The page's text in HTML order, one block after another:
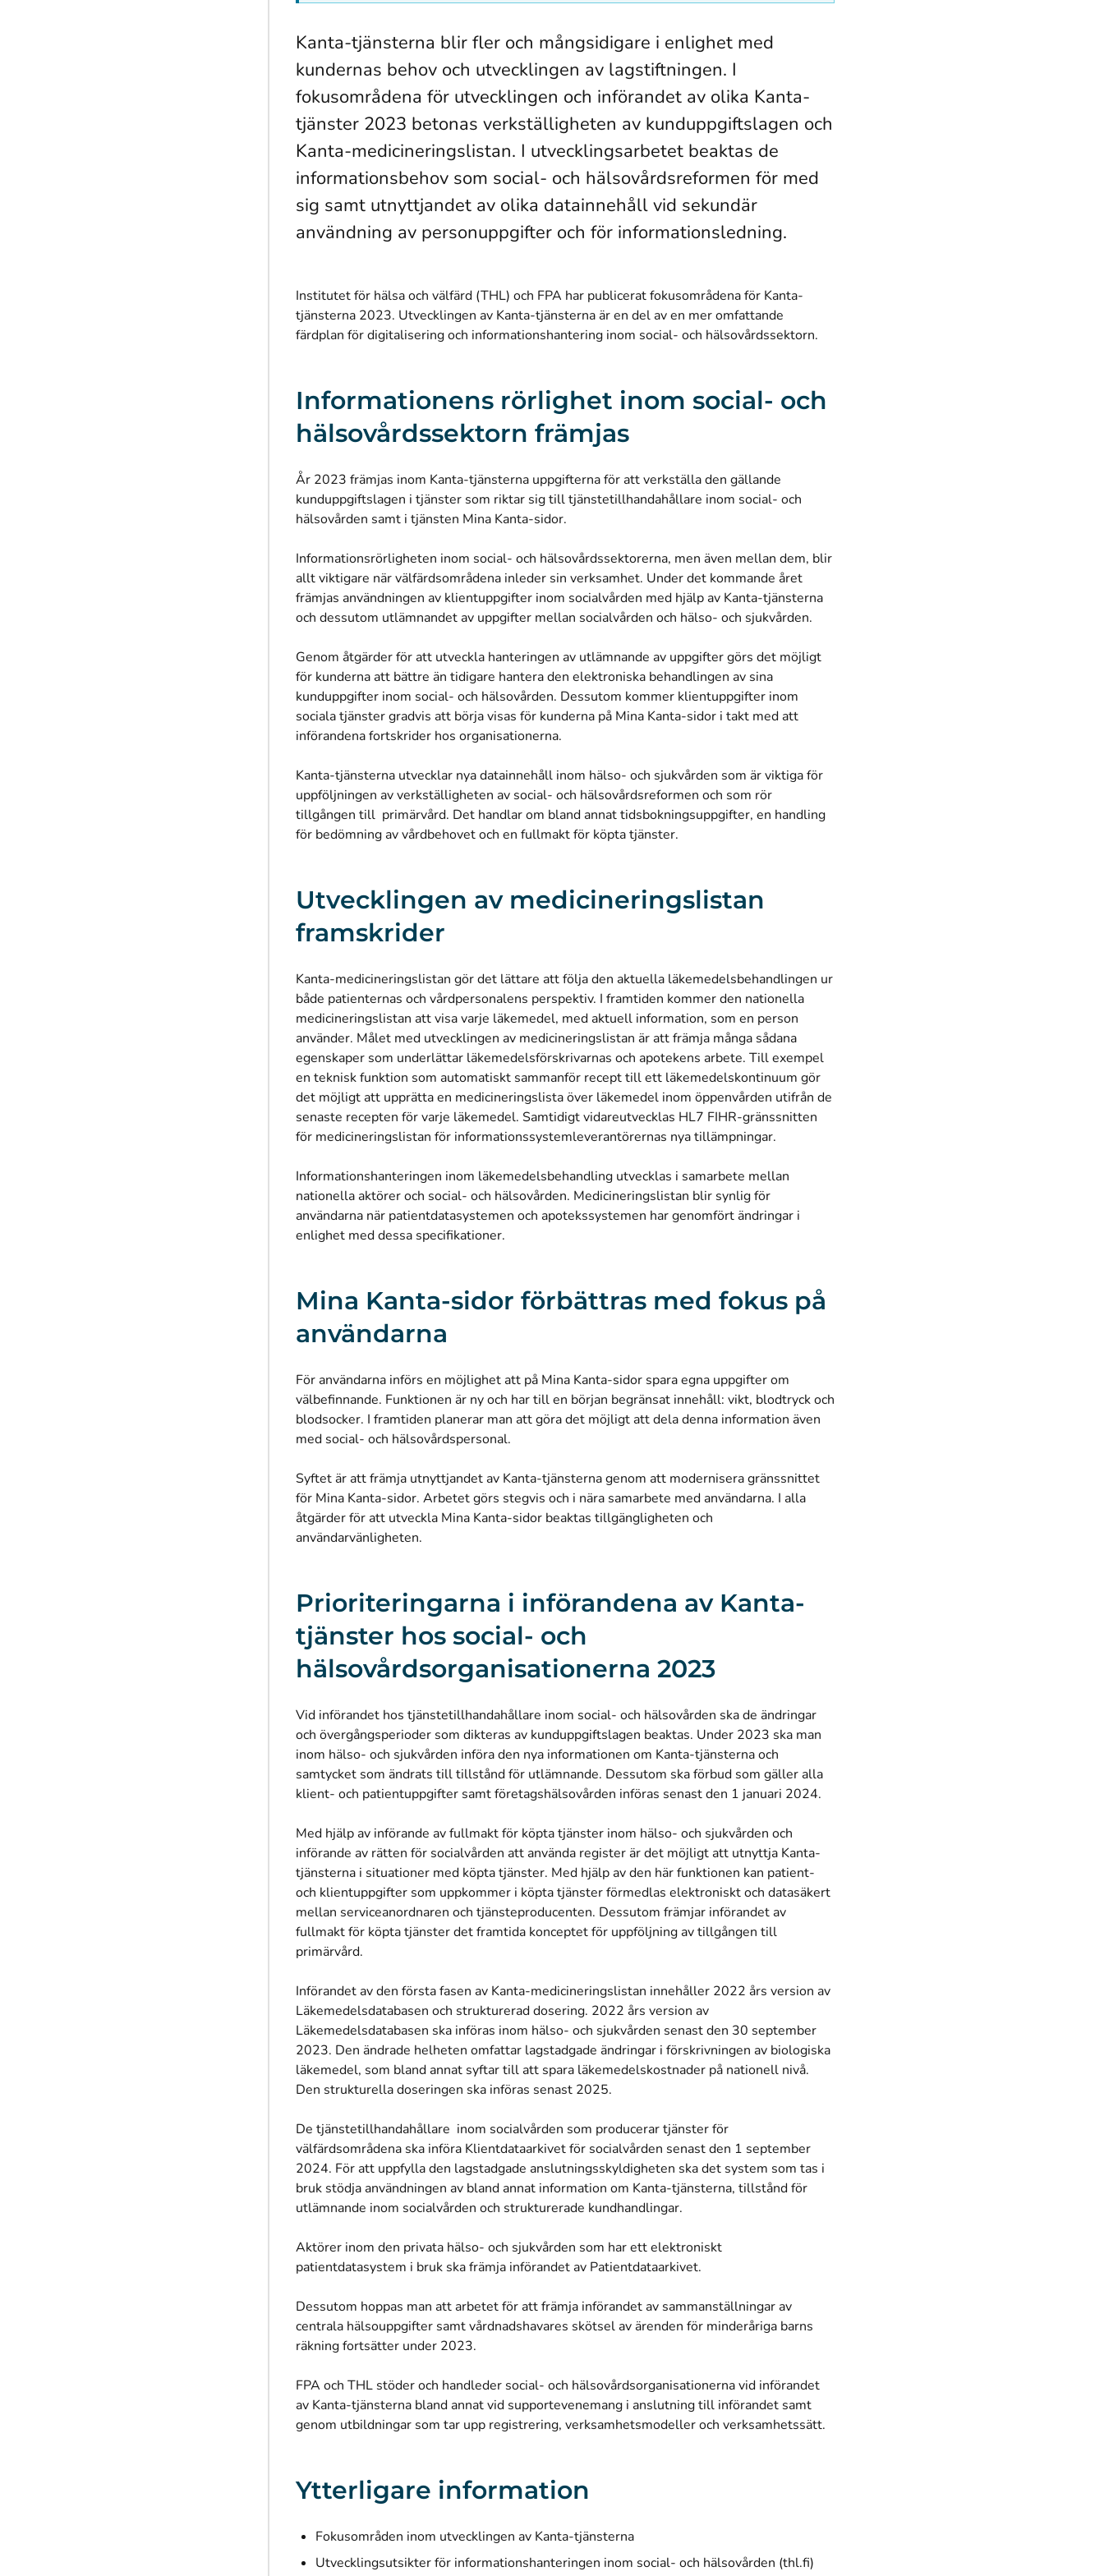
Kanta-tjänsterna blir fler och mångsidigare i enlighet med
kundernas behov och utvecklingen av lagstiftningen. I
fokusområdena för utvecklingen och införandet av olika Kanta-
tjänster 2023 betonas verkställigheten av kunduppgiftslagen och
Kanta-medicineringslistan. I utvecklingsarbetet beaktas de
informationsbehov som social- och hälsovårdsreformen för med
sig samt utnyttjandet av olika datainnehåll vid sekundär
användning av personuppgifter och för informationsledning.
Institutet för hälsa och välfärd (THL) och FPA har publicerat fokusområdena för Kanta-
tjänsterna 2023. Utvecklingen av Kanta-tjänsterna är en del av en mer omfattande
färdplan för digitalisering och informationshantering inom social- och hälsovårdssektorn.
Informationens rörlighet inom social- och
hälsovårdssektorn främjas
År 2023 främjas inom Kanta-tjänsterna uppgifterna för att verkställa den gällande
kunduppgiftslagen i tjänster som riktar sig till tjänstetillhandahållare inom social- och
hälsovården samt i tjänsten Mina Kanta-sidor.
Informationsrörligheten inom social- och hälsovårdssektorerna, men även mellan dem, blir
allt viktigare när välfärdsområdena inleder sin verksamhet. Under det kommande året
främjas användningen av klientuppgifter inom socialvården med hjälp av Kanta-tjänsterna
och dessutom utlämnandet av uppgifter mellan socialvården och hälso- och sjukvården.
Genom åtgärder för att utveckla hanteringen av utlämnande av uppgifter görs det möjligt
för kunderna att bättre än tidigare hantera den elektroniska behandlingen av sina
kunduppgifter inom social- och hälsovården. Dessutom kommer klientuppgifter inom
sociala tjänster gradvis att börja visas för kunderna på Mina Kanta-sidor i takt med att
införandena fortskrider hos organisationerna.
Kanta-tjänsterna utvecklar nya datainnehåll inom hälso- och sjukvården som är viktiga för
uppföljningen av verkställigheten av social- och hälsovårdsreformen och som rör
tillgången till primärvård. Det handlar om bland annat tidsbokningsuppgifter, en handling
för bedömning av vårdbehovet och en fullmakt för köpta tjänster.
Utvecklingen av medicineringslistan
framskrider
Kanta-medicineringslistan gör det lättare att följa den aktuella läkemedelsbehandlingen ur
både patienternas och vårdpersonalens perspektiv. I framtiden kommer den nationella
medicineringslistan att visa varje läkemedel, med aktuell information, som en person
använder. Målet med utvecklingen av medicineringslistan är att främja många sådana
egenskaper som underlättar läkemedelsförskrivarnas och apotekens arbete. Till exempel
en teknisk funktion som automatiskt sammanför recept till ett läkemedelskontinuum gör
det möjligt att upprätta en medicineringslista över läkemedel inom öppenvården utifrån de
senaste recepten för varje läkemedel. Samtidigt vidareutvecklas HL7 FIHR-gränssnitten
för medicineringslistan för informationssystemleverantörernas nya tillämpningar.
Informationshanteringen inom läkemedelsbehandling utvecklas i samarbete mellan
nationella aktörer och social- och hälsovården. Medicineringslistan blir synlig för
användarna när patientdatasystemen och apotekssystemen har genomfört ändringar i
enlighet med dessa specifikationer.
Mina Kanta-sidor förbättras med fokus på
användarna
För användarna införs en möjlighet att på Mina Kanta-sidor spara egna uppgifter om
välbefinnande. Funktionen är ny och har till en början begränsat innehåll: vikt, blodtryck och
blodsocker. I framtiden planerar man att göra det möjligt att dela denna information även
med social- och hälsovårdspersonal.
Syftet är att främja utnyttjandet av Kanta-tjänsterna genom att modernisera gränssnittet
för Mina Kanta-sidor. Arbetet görs stegvis och i nära samarbete med användarna. I alla
åtgärder för att utveckla Mina Kanta-sidor beaktas tillgängligheten och
användarvänligheten.
Prioriteringarna i införandena av Kanta-
tjänster hos social- och
hälsovårdsorganisationerna 2023
Vid införandet hos tjänstetillhandahållare inom social- och hälsovården ska de ändringar
och övergångsperioder som dikteras av kunduppgiftslagen beaktas. Under 2023 ska man
inom hälso- och sjukvården införa den nya informationen om Kanta-tjänsterna och
samtycket som ändrats till tillstånd för utlämnande. Dessutom ska förbud som gäller alla
klient- och patientuppgifter samt företagshälsovården införas senast den 1 januari 2024.
Med hjälp av införande av fullmakt för köpta tjänster inom hälso- och sjukvården och
införande av rätten för socialvården att använda register är det möjligt att utnyttja Kanta-
tjänsterna i situationer med köpta tjänster. Med hjälp av den här funktionen kan patient-
och klientuppgifter som uppkommer i köpta tjänster förmedlas elektroniskt och datasäkert
mellan serviceanordnaren och tjänsteproducenten. Dessutom främjar införandet av
fullmakt för köpta tjänster det framtida konceptet för uppföljning av tillgången till
primärvård.
Införandet av den första fasen av Kanta-medicineringslistan innehåller 2022 års version av
Läkemedelsdatabasen och strukturerad dosering. 2022 års version av
Läkemedelsdatabasen ska införas inom hälso- och sjukvården senast den 30 september
2023. Den ändrade helheten omfattar lagstadgade ändringar i förskrivningen av biologiska
läkemedel, som bland annat syftar till att spara läkemedelskostnader på nationell nivå.
Den strukturella doseringen ska införas senast 2025.
De tjänstetillhandahållare inom socialvården som producerar tjänster för
välfärdsområdena ska införa Klientdataarkivet för socialvården senast den 1 september
2024. För att uppfylla den lagstadgade anslutningsskyldigheten ska det system som tas i
bruk stödja användningen av bland annat information om Kanta-tjänsterna, tillstånd för
utlämnande inom socialvården och strukturerade kundhandlingar.
Aktörer inom den privata hälso- och sjukvården som har ett elektroniskt
patientdatasystem i bruk ska främja införandet av Patientdataarkivet.
Dessutom hoppas man att arbetet för att främja införandet av sammanställningar av
centrala hälsouppgifter samt vårdnadshavares skötsel av ärenden för minderåriga barns
räkning fortsätter under 2023.
FPA och THL stöder och handleder social- och hälsovårdsorganisationerna vid införandet
av Kanta-tjänsterna bland annat vid supportevenemang i anslutning till införandet samt
genom utbildningar som tar upp registrering, verksamhetsmodeller och verksamhetssätt.
Ytterligare information
Fokusområden inom utvecklingen av Kanta-tjänsterna
Utvecklingsutsikter för informationshanteringen inom social- och hälsovården (thl.fi)